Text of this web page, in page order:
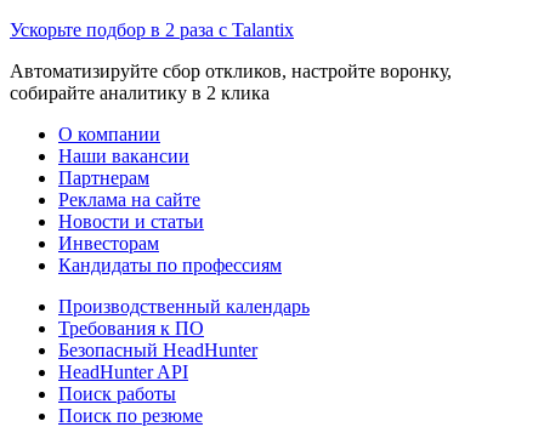
Ускорьте подбор в 2 раза с Talantix
Автоматизируйте сбор откликов, настройте воронку,
собирайте аналитику в 2 клика
О компании
Наши вакансии
Партнерам
Реклама на сайте
Новости и статьи
Инвесторам
Кандидаты по профессиям
Производственный календарь
Требования к ПО
Безопасный HeadHunter
HeadHunter API
Поиск работы
Поиск по резюме